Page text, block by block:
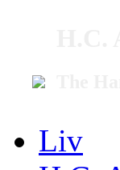
Liv